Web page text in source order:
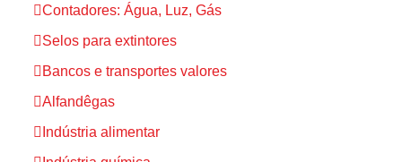
Contadores: Água, Luz, Gás
Selos para extintores
Bancos e transportes valores
Alfandêgas
Indústria alimentar